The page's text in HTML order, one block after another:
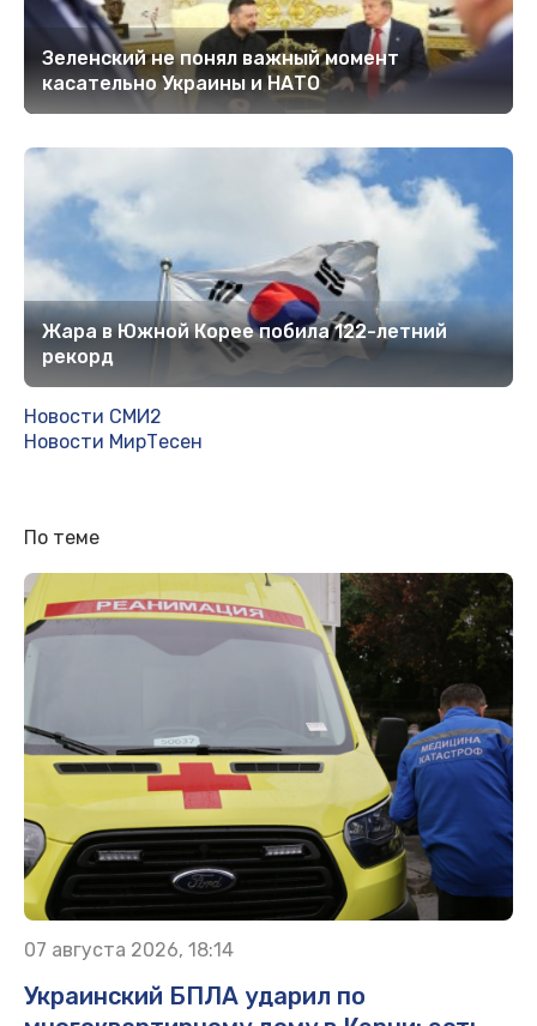
Зеленский не понял важный момент
касательно Украины и НАТО
Жара в Южной Корее побила 122-летний
рекорд
Новости СМИ2
Новости МирТесен
По теме
07 августа 2026, 18:14
Украинский БПЛА ударил по